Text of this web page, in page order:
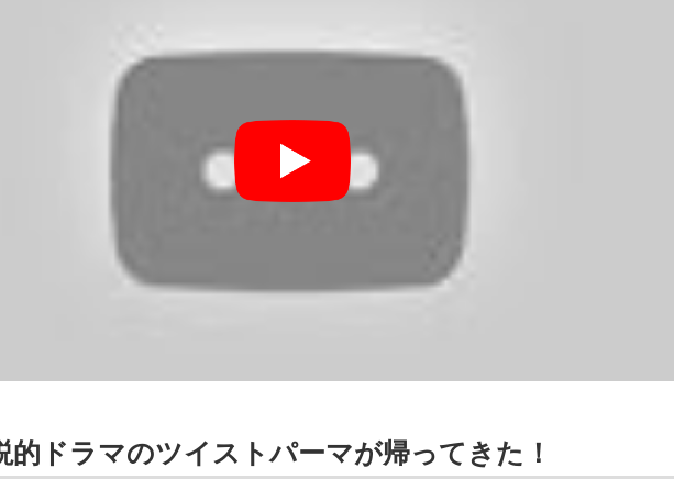
的ドラマのツイストパーマが帰ってきた！